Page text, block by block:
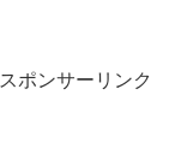
スポンサーリンク